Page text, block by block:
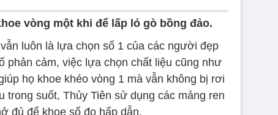
vòng một khi để lấp ló gò bồng đảo.